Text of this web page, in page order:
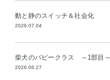
動と静のスイッチ＆社会化
2026.07.04
柴犬のパピークラス ～1部目～
2026.06.27